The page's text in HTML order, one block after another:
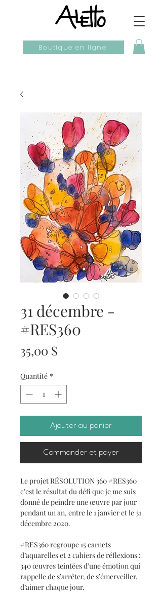
Boutique en ligne
31 décembre -
#RES360
35,00 $
Quantité *
Ajouter au panier
Commander et payer
Le projet RÉSOLUTION 360 #RES360
c'est le résultat du défi que je me suis
donné de peindre une œuvre par jour
pendant un an, entre le 1 janvier et le 31
décembre 2020.
#RES360 regroupe 15 carnets
d’aquarelles et 2 cahiers de réflexions :
340 œuvres teintées d’une émotion qui
rappelle de s’arrêter, de s’émerveiller,
d’aimer chaque jour.